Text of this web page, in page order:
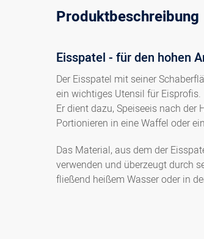
Produktbeschreibung
Eisspatel - für den hohen
Der Eisspatel mit seiner
ein wichtiges Utensil für Eisprofis.
Er dient dazu, Speiseeis nach
Portionieren in eine Waffel oder
Das Material, aus dem der
verwenden und überzeugt durch
fließend heißem Wasser oder in